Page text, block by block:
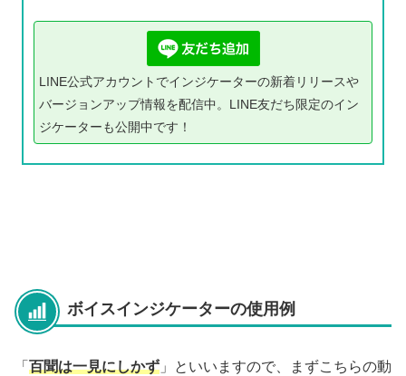
LINE公式アカウントでインジケーターの新着リリースや
バージョンアップ情報を配信中。LINE友だち限定のイン
ジケーターも公開中です！
ボイスインジケーターの使用例
「 百聞は一見にしかず 」といいますので、まずこちらの動